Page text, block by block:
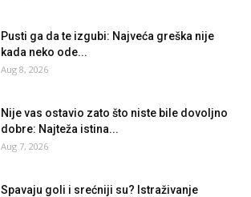
Pusti ga da te izgubi: Najveća greška nije
kada neko ode...
Aug 8, 2026
Nije vas ostavio zato što niste bile dovoljno
dobre: Najteža istina...
Aug 7, 2026
Spavaju goli i srećniji su? Istraživanje